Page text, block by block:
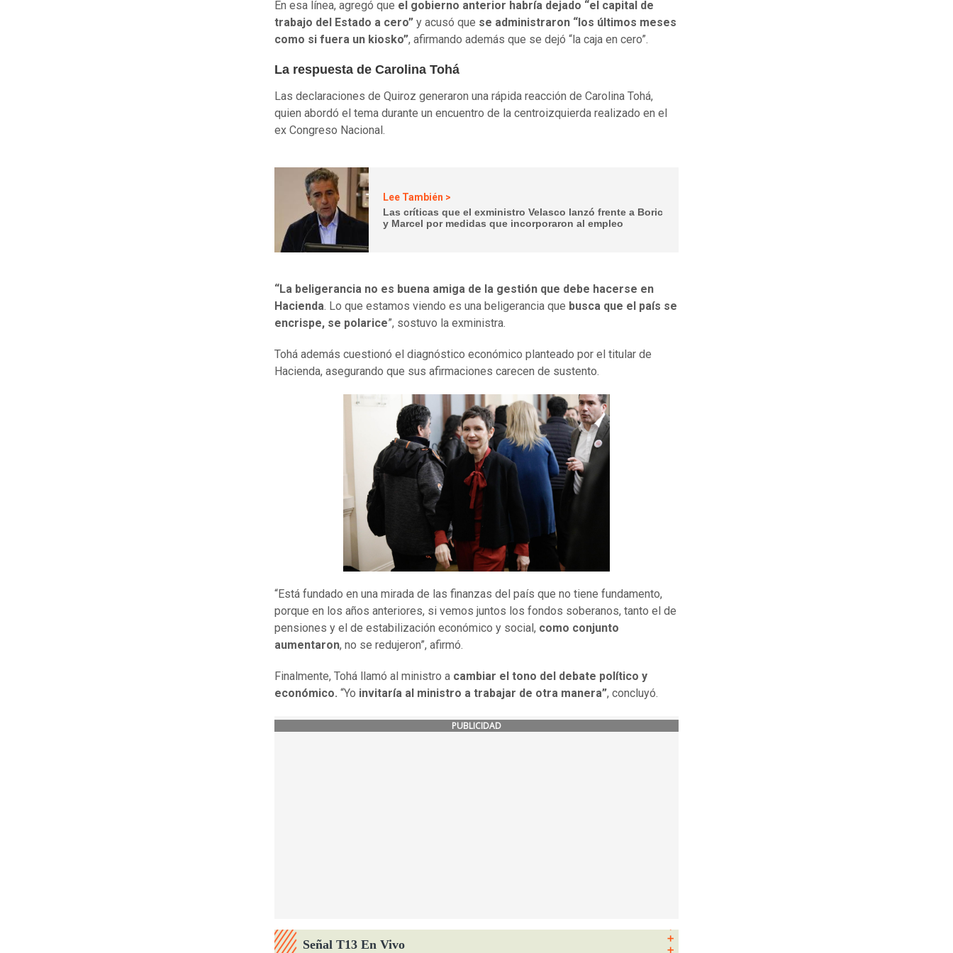
En esa línea, agregó que el gobierno anterior habría dejado “el capital de
trabajo del Estado a cero” y acusó que se administraron “los últimos meses
como si fuera un kiosko”, afirmando además que se dejó “la caja en cero”.
La respuesta de Carolina Tohá
Las declaraciones de Quiroz generaron una rápida reacción de Carolina Tohá,
quien abordó el tema durante un encuentro de la centroizquierda realizado en el
ex Congreso Nacional.
Lee También >
Las críticas que el exministro Velasco lanzó frente a Boric
y Marcel por medidas que incorporaron al empleo
“La beligerancia no es buena amiga de la gestión que debe hacerse en
Hacienda. Lo que estamos viendo es una beligerancia que busca que el país se
encrispe, se polarice”, sostuvo la exministra.
Tohá además cuestionó el diagnóstico económico planteado por el titular de
Hacienda, asegurando que sus afirmaciones carecen de sustento.
“Está fundado en una mirada de las finanzas del país que no tiene fundamento,
porque en los años anteriores, si vemos juntos los fondos soberanos, tanto el de
pensiones y el de estabilización económico y social, como conjunto
aumentaron, no se redujeron”, afirmó.
Finalmente, Tohá llamó al ministro a cambiar el tono del debate político y
económico. “Yo invitaría al ministro a trabajar de otra manera”, concluyó.
PUBLICIDAD
Señal T13 En Vivo